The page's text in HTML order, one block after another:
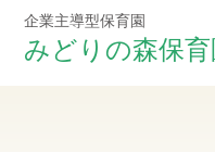
企業主導型保育園
みどりの森保